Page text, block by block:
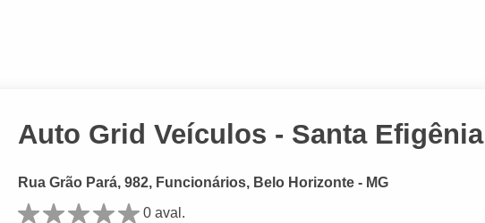
Auto Grid Veículos - Santa Efigênia
Rua Grão Pará, 982, Funcionários, Belo Horizonte - MG
0 aval.